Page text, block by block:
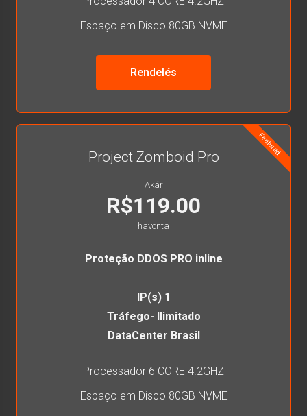
Espaço em Disco 80GB NVME
Rendelés
Featured
Project Zomboid Pro
Akár
R$119.00
havonta
Processador 6 CORE 4.2GHZ
Espaço em Disco 80GB NVME
Proteção DDOS PRO inline
IP(s) 1
Tráfego- Ilimitado
DataCenter Brasil